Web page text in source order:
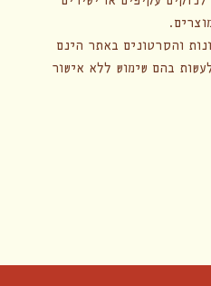
והסרטונים באתר הינם
בהם שימוש ללא אישור